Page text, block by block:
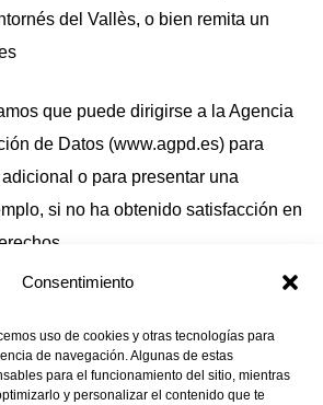
Consentimiento
uso de cookies y otras tecnologías para
de navegación. Algunas de estas
para el funcionamiento del sitio, mientras
y personalizar el contenido que te
del Vallès, o bien remita un
que puede dirigirse a la Agencia
de Datos (www.agpd.es) para
o para presentar una
si no ha obtenido satisfacción en